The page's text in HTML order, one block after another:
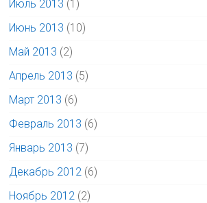
Июль 2013 (1)
Июнь 2013 (10)
Май 2013 (2)
Апрель 2013 (5)
Март 2013 (6)
Февраль 2013 (6)
Январь 2013 (7)
Декабрь 2012 (6)
Ноябрь 2012 (2)